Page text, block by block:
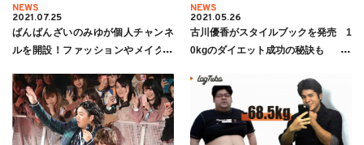
NEWS
2021.07.25
ばんばんざいのみゆが個人チャンネ
ルを開設！ファッションやメイクだ
介！
NEWS
2021.05.26
古川優香がスタイルブックを発売 1
0kgのダイエット成功の秘訣も